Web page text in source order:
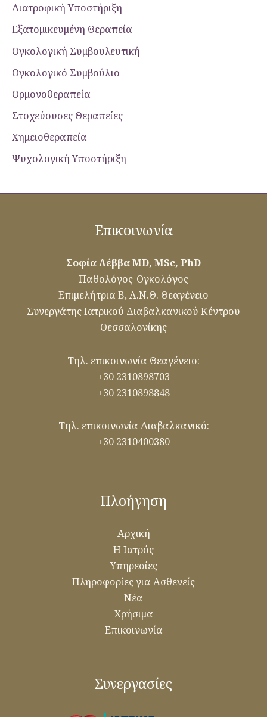
Διατροφική Υποστήριξη
Εξατομικευμένη Θεραπεία
Ογκολογική Συμβουλευτική
Ογκολογικό Συμβούλιο
Ορμονοθεραπεία
Στοχεύουσες Θεραπείες
Χημειοθεραπεία
Ψυχολογική Yποστήριξη
Επικοινωνία
Σοφία Λέββα MD, MSc, PhD
Παθολόγος-Ογκολόγος
Επιμελήτρια Β, Α.Ν.Θ. Θεαγένειο
Συνεργάτης Ιατρικού Διαβαλκανικού Κέντρου
Θεσσαλονίκης
Τηλ. επικοινωνία Θεαγένειο:
+30 2310898703
+30 2310898848
Τηλ. επικοινωνία Διαβαλκανικό:
+30 2310400380
Πλοήγηση
Αρχική
Η Ιατρός
Υπηρεσίες
Πληροφορίες για Ασθενείς
Νέα
Χρήσιμα
Επικοινωνία
Συνεργασίες